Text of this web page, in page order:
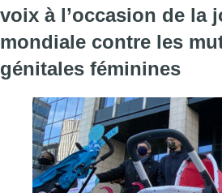
voix à l’occasion de la
mondiale contre les
génitales féminines